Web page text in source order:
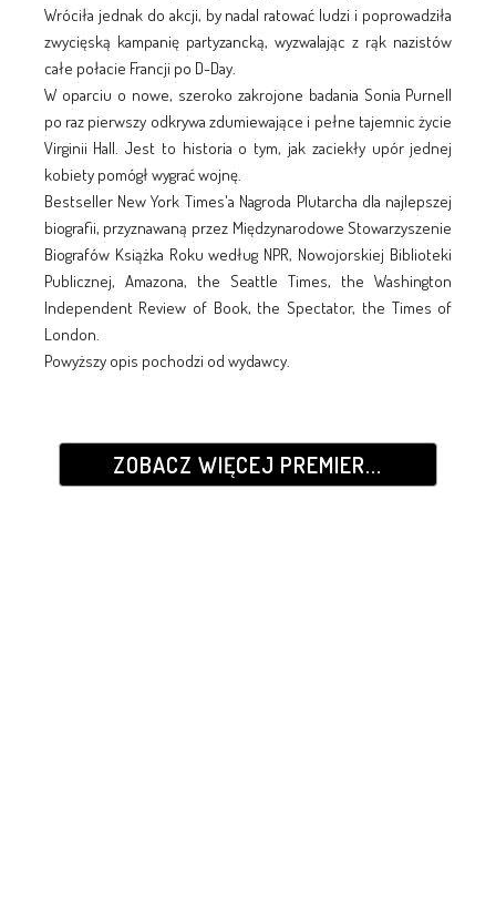
Wróciła jednak do akcji, by nadal ratować ludzi i poprowadziła
zwycięską kampanię partyzancką, wyzwalając z rąk nazistów
całe połacie Francji po D-Day.
W oparciu o nowe, szeroko zakrojone badania Sonia Purnell
po raz pierwszy odkrywa zdumiewające i pełne tajemnic życie
Virginii Hall. Jest to historia o tym, jak zaciekły upór jednej
kobiety pomógł wygrać wojnę.
Bestseller New York Times'a Nagroda Plutarcha dla najlepszej
biografii, przyznawaną przez Międzynarodowe Stowarzyszenie
Biografów Książka Roku według NPR, Nowojorskiej Biblioteki
Publicznej, Amazona, the Seattle Times, the Washington
Independent Review of Book, the Spectator, the Times of
London.
Powyższy opis pochodzi od wydawcy.
ZOBACZ WIĘCEJ PREMIER...